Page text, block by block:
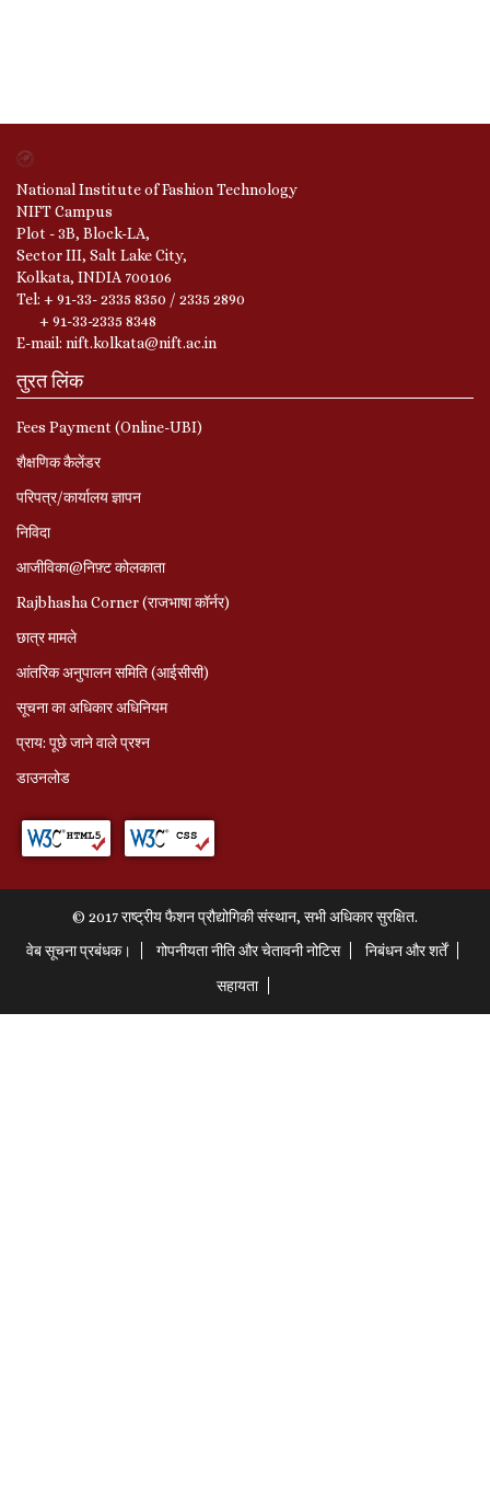
National Institute of Fashion Technology
NIFT Campus
Plot - 3B, Block-LA,
Sector III, Salt Lake City,
Kolkata, INDIA 700106
Tel: + 91-33- 2335 8350 / 2335 2890
+ 91-33-2335 8348
E-mail: nift.kolkata@nift.ac.in
तुरत लिंक
Fees Payment (Online-UBI)
शैक्षणिक कैलेंडर
परिपत्र/कार्यालय ज्ञापन
निविदा
आजीविका@निफ़्ट कोलकाता
Rajbhasha Corner (राजभाषा कॉर्नर)
छात्र मामले
आंतरिक अनुपालन समिति (आईसीसी)
सूचना का अधिकार अधिनियम
प्राय: पूछे जाने वाले प्रश्‍न
डाउनलोड
© 2017 राष्ट्रीय फैशन प्रौद्योगिकी संस्थान, सभी अधिकार सुरक्षित.
वेब सूचना प्रबंधक।
गोपनीयता नीति और चेतावनी नोटिस
निबंधन और शर्तें
सहायता